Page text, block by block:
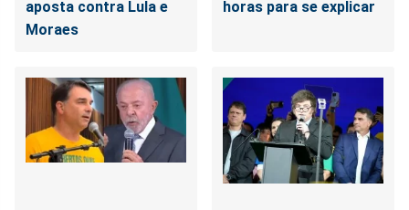
aposta contra Lula e
Moraes
horas para se explicar